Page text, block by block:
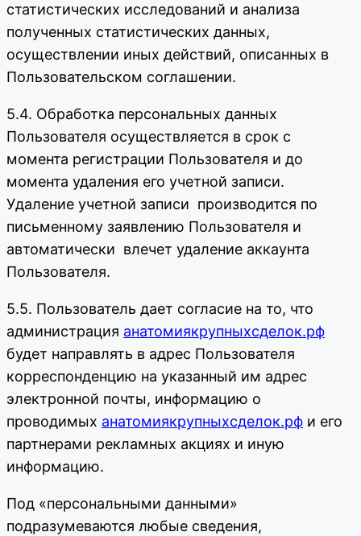
статистических исследований и анализа
полученных статистических данных,
осуществлении иных действий, описанных в
Пользовательском соглашении.
5.4. Обработка персональных данных
Пользователя осуществляется в срок с
момента регистрации Пользователя и до
момента удаления его учетной записи.
Удаление учетной записи производится по
письменному заявлению Пользователя и
автоматически влечет удаление аккаунта
Пользователя.
5.5. Пользователь дает согласие на то, что
администрация анатомиякрупныхсделок.рф
будет направлять в адрес Пользователя
корреспонденцию на указанный им адрес
электронной почты, информацию о
проводимых анатомиякрупныхсделок.рф и его
партнерами рекламных акциях и иную
информацию.
Под «персональными данными»
подразумеваются любые сведения,